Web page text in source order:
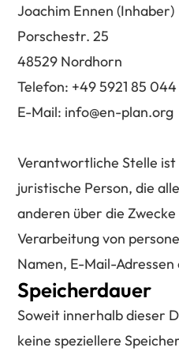
Joachim Ennen (Inhaber)
Porschestr. 25
48529 Nordhorn
Telefon: +49 5921 85
E-Mail: info@en-plan.org
Verantwortliche Stelle
juristische Person, die
anderen über die
Verarbeitung von
Namen, E-Mail-
Speicherdauer
Soweit innerhalb dieser
keine speziellere